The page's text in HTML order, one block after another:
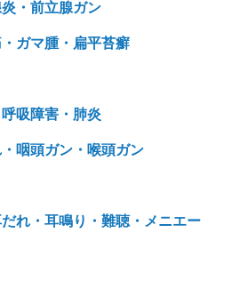
・前立腺ガン
ガマ腫・扁平苔癬
吸障害・肺炎
咽頭ガン・喉頭ガン
れ・耳鳴り・難聴・メニエー